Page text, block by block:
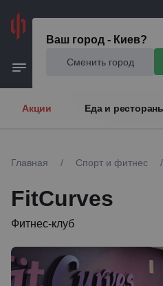
Ваш город - Киев?
Сменить город
Акции Еда и
Главная / Спорт и фитнес
FitCurves
Фитнес-клуб